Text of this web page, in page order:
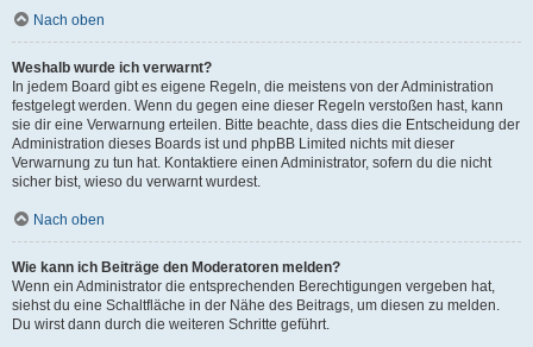
Nach oben
Weshalb wurde ich verwarnt?
In jedem Board gibt es eigene Regeln, die meistens von der Administration
festgelegt werden. Wenn du gegen eine dieser Regeln verstoßen hast, kann
sie dir eine Verwarnung erteilen. Bitte beachte, dass dies die Entscheidung der
Administration dieses Boards ist und phpBB Limited nichts mit dieser
Verwarnung zu tun hat. Kontaktiere einen Administrator, sofern du die nicht
sicher bist, wieso du verwarnt wurdest.
Nach oben
Wie kann ich Beiträge den Moderatoren melden?
Wenn ein Administrator die entsprechenden Berechtigungen vergeben hat,
siehst du eine Schaltfläche in der Nähe des Beitrags, um diesen zu melden.
Du wirst dann durch die weiteren Schritte geführt.